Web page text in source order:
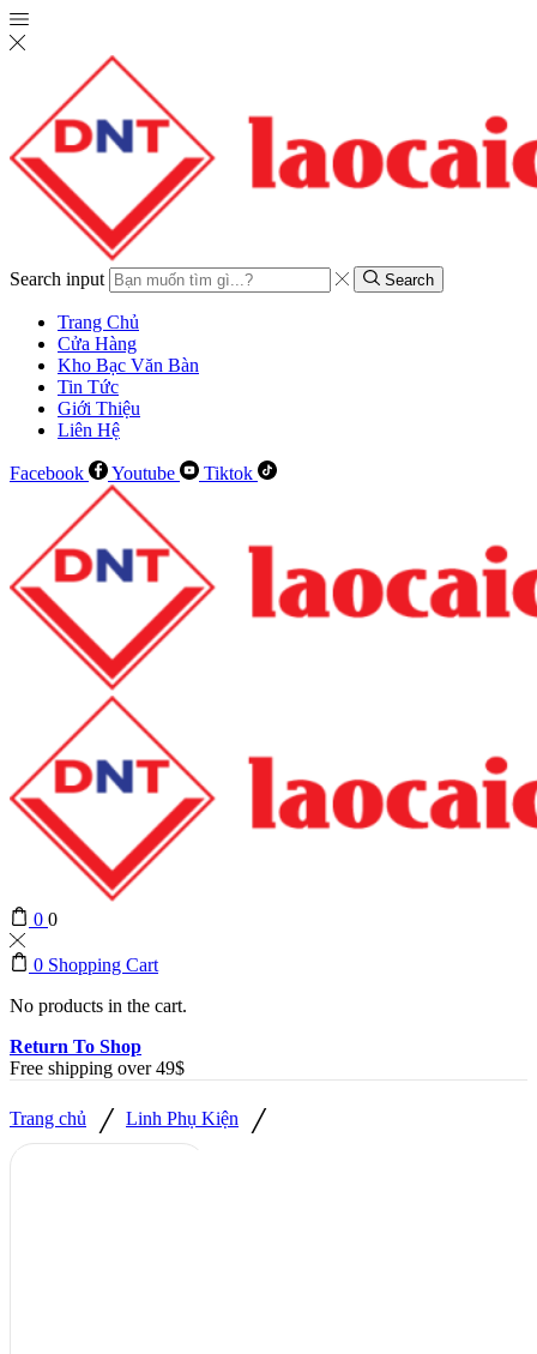
Search input Search
Trang Chủ
Cửa Hàng
Kho Bạc Văn Bàn
Tin Tức
Giới Thiệu
Liên Hệ
Facebook Youtube Tiktok
0 0
0 Shopping Cart
No products in the cart.
Return To Shop
Free shipping over 49$
Trang chủ / Linh Phụ Kiện /